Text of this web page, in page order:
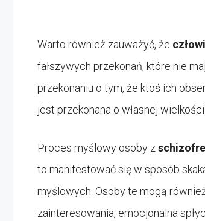
Warto również zauważyć, że
fałszywych przekonań, które nie
przekonaniu o tym, że ktoś ich
jest przekonana o własnej
Proces myślowy osoby z
to manifestować się w sposób
myślowych. Osoby te mogą
zainteresowania, emocjonalna